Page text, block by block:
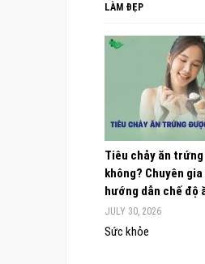
LÀM ĐẸP
Tiêu chảy ăn
không? Chuyên
hướng dẫn chế độ
JULY 30, 2026
Sức khỏe